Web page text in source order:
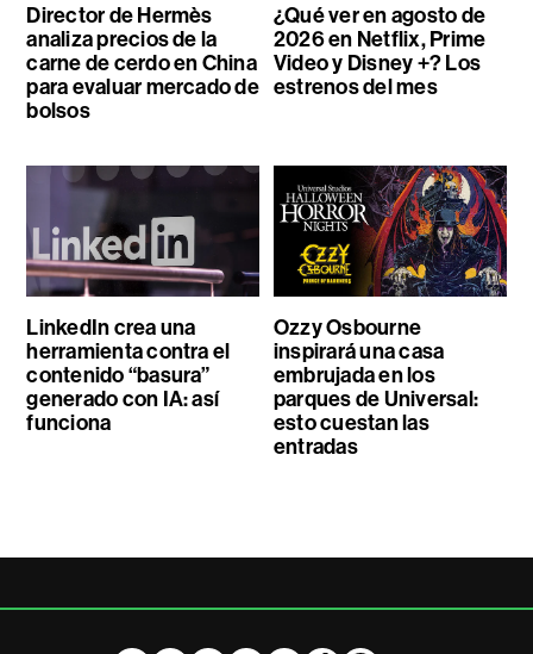
Director de Hermès
analiza precios de la
carne de cerdo en China
para evaluar mercado de
bolsos
¿Qué ver en agosto de
2026 en Netflix, Prime
Video y Disney +? Los
estrenos del mes
LinkedIn crea una
herramienta contra el
contenido “basura”
generado con IA: así
funciona
Ozzy Osbourne
inspirará una casa
embrujada en los
parques de Universal:
esto cuestan las
entradas